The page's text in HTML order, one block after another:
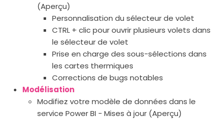
(Aperçu)
Personnalisation du sélecteur de volet
CTRL + clic pour ouvrir plusieurs volets dans
le sélecteur de volet
Prise en charge des sous-sélections dans
les cartes thermiques
Corrections de bugs notables
Modélisation
Modifiez votre modèle de données dans le
service Power BI - Mises à jour (Aperçu)